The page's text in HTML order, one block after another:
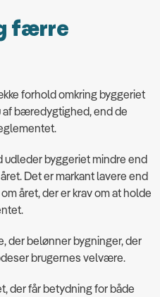
færre
forhold omkring byggeriet
af bæredygtighed, end de
byggeriet mindre end
Det er markant lavere end
året, der er krav om at holde
der belønner bygninger, der
brugernes velvære.
der får betydning for både